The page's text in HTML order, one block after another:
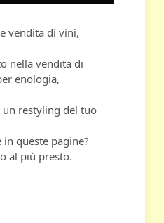
vendita di vini,
nella vendita di
enologia,
restyling del tuo
queste pagine?
al più presto.